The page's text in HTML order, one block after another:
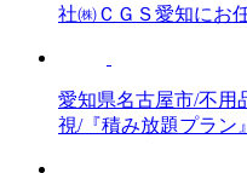
社㈱ＣＧＳ愛知にお
愛知県名古屋市/不用
視/『積み放題プラン